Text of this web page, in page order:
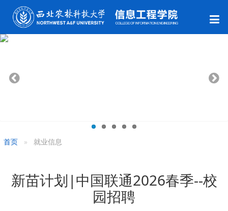
首页 就业信息
新苗计划|中国联通2026春季--校
园招聘